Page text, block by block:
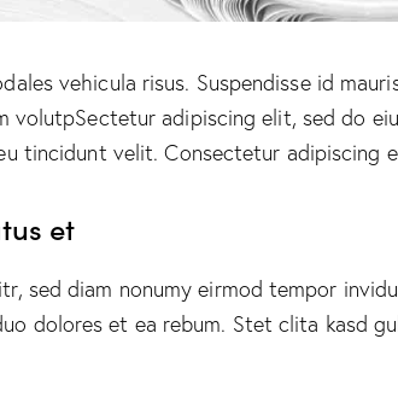
vehicula risus. Suspendisse id
adipiscing elit, sed do
tincidunt velit. Consectetur adipiscing
et
sed diam nonumy eirmod tempor
dolores et ea rebum. Stet clita kasd